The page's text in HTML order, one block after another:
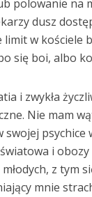
polowanie na
dusz
w kościele
się boi, albo
i zwykła
Nie mam
psychice
i
z tym
mnie